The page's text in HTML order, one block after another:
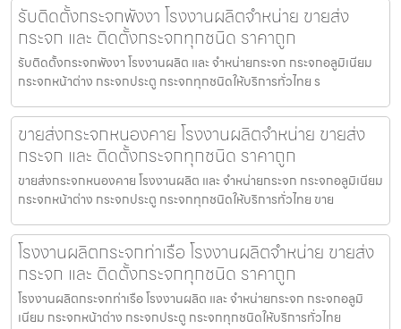
รับติดตั้งกระจกพังงา โรงงานผลิตจำหน่าย ขายส่ง
กระจก และ ติดตั้งกระจกทุกชนิด ราคาถูก
รับติดตั้งกระจกพังงา โรงงานผลิต และ จำหน่ายกระจก กระจกอลูมิเนียม
กระจกหน้าต่าง กระจกประตู กระจกทุกชนิดให้บริการทั่วไทย ร
ขายส่งกระจกหนองคาย โรงงานผลิตจำหน่าย ขายส่ง
กระจก และ ติดตั้งกระจกทุกชนิด ราคาถูก
ขายส่งกระจกหนองคาย โรงงานผลิต และ จำหน่ายกระจก กระจกอลูมิเนียม
กระจกหน้าต่าง กระจกประตู กระจกทุกชนิดให้บริการทั่วไทย ขาย
โรงงานผลิตกระจกท่าเรือ โรงงานผลิตจำหน่าย ขายส่ง
กระจก และ ติดตั้งกระจกทุกชนิด ราคาถูก
โรงงานผลิตกระจกท่าเรือ โรงงานผลิต และ จำหน่ายกระจก กระจกอลูมิ
เนียม กระจกหน้าต่าง กระจกประตู กระจกทุกชนิดให้บริการทั่วไทย